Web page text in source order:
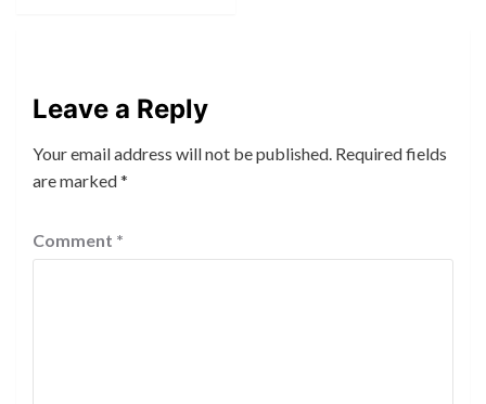
Leave a Reply
Your email address will not be published. Required fields
are marked*
Comment *